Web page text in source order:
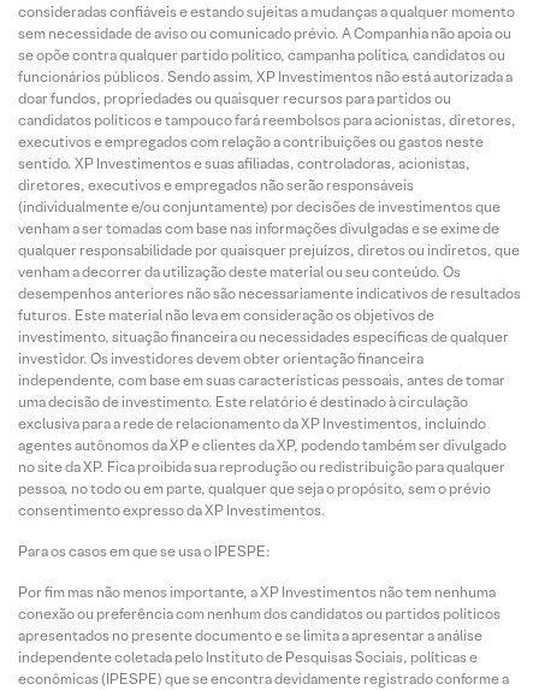
consideradas confiáveis e estando sujeitas a mudanças a qualquer momento
sem necessidade de aviso ou comunicado prévio. A Companhia não apoia ou
se opõe contra qualquer partido político, campanha política, candidatos ou
funcionários públicos. Sendo assim, XP Investimentos não está autorizada a
doar fundos, propriedades ou quaisquer recursos para partidos ou
candidatos políticos e tampouco fará reembolsos para acionistas, diretores,
executivos e empregados com relação a contribuições ou gastos neste
sentido. XP Investimentos e suas afiliadas, controladoras, acionistas,
diretores, executivos e empregados não serão responsáveis
(individualmente e/ou conjuntamente) por decisões de investimentos que
venham a ser tomadas com base nas informações divulgadas e se exime de
qualquer responsabilidade por quaisquer prejuízos, diretos ou indiretos, que
venham a decorrer da utilização deste material ou seu conteúdo. Os
desempenhos anteriores não são necessariamente indicativos de resultados
futuros. Este material não leva em consideração os objetivos de
investimento, situação financeira ou necessidades específicas de qualquer
investidor. Os investidores devem obter orientação financeira
independente, com base em suas características pessoais, antes de tomar
uma decisão de investimento. Este relatório é destinado à circulação
exclusiva para a rede de relacionamento da XP Investimentos, incluindo
agentes autônomos da XP e clientes da XP, podendo também ser divulgado
no site da XP. Fica proibida sua reprodução ou redistribuição para qualquer
pessoa, no todo ou em parte, qualquer que seja o propósito, sem o prévio
consentimento expresso da XP Investimentos.
Para os casos em que se usa o IPESPE:
Por fim mas não menos importante, a XP Investimentos não tem nenhuma
conexão ou preferência com nenhum dos candidatos ou partidos políticos
apresentados no presente documento e se limita a apresentar a análise
independente coletada pelo Instituto de Pesquisas Sociais, políticas e
econômicas (IPESPE) que se encontra devidamente registrado conforme a